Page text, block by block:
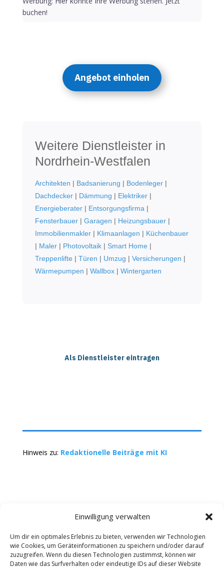
Einwilligung verwalten
Um dir ein optimales Erlebnis zu bieten, verwenden wir Technologien
wie Cookies, um Geräteinformationen zu speichern und/oder darauf
zuzugreifen. Wenn du diesen Technologien zustimmst, können wir
Daten wie das Surfverhalten oder eindeutige IDs auf dieser Website
buchen!
Angebot einholen
Weitere Dienstleister in
Nordrhein-Westfalen
Architekten | Badsanierung | Bodenleger|
Dachdecker| Dämmung | Elektriker|
Energieberater| Entsorgungsfirma |
Fensterbauer| Garagen | Heizungsbauer|
Immobilienmakler| Klimaanlagen | Küchenbauer
| Maler| Photovoltaik| Smart Home|
Treppenlifte| Türen | Umzug | Versicherungen |
Wärmepumpen | Wallbox| Wintergarten
Als Dienstleister eintragen
Hinweis zu: Redaktionelle Beiträge mit KI
Kontakt Impressum
Datenschutz
Werbung buchen
AGB